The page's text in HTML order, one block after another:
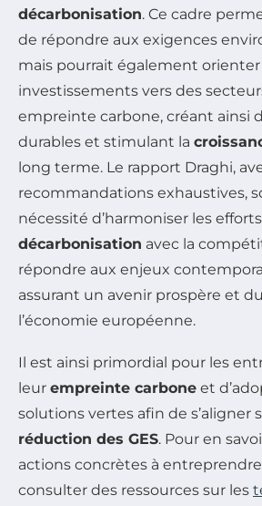
décarbonisation. Ce cadre
de répondre aux exigences
mais pourrait également orienter
investissements vers des
empreinte carbone, créant ainsi
durables et stimulant la
long terme. Le rapport Draghi,
recommandations exhaustives,
nécessité d’harmoniser les
décarbonisation avec la
répondre aux enjeux
assurant un avenir prospère et
l’économie européenne.
Il est ainsi primordial pour les
leur empreinte carbone et
solutions vertes afin de s’aligner
réduction des GES. Pour en
actions concrètes à
consulter des ressources sur les